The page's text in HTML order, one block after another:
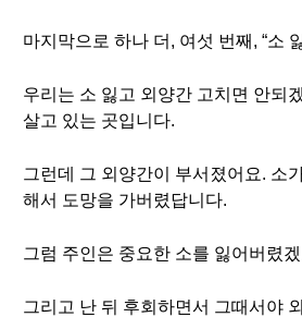
마지막으로 하나 더, 여섯 번째, “소
우리는 소 잃고 외양간 고치면 안되
살고 있는 곳입니다.
그런데 그 외양간이 부서졌어요. 소
해서 도망을 가버렸답니다.
그럼 주인은 중요한 소를 잃어버렸
그리고 난 뒤 후회하면서 그때서야